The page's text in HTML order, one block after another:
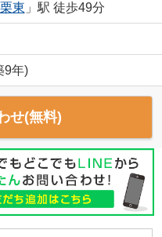
栗東 」駅 徒歩49分
9年)
せ(無料)